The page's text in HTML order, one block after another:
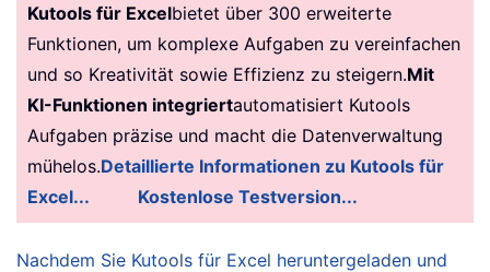
Kutools für Excelbietet über 300 erweiterte
Funktionen, um komplexe Aufgaben zu vereinfachen
und so Kreativität sowie Effizienz zu steigern.Mit
KI-Funktionen integriertautomatisiert Kutools
Aufgaben präzise und macht die Datenverwaltung
mühelos.Detaillierte Informationen zu Kutools für
Excel...
Kostenlose Testversion...
Nachdem Sie Kutools für Excel heruntergeladen und